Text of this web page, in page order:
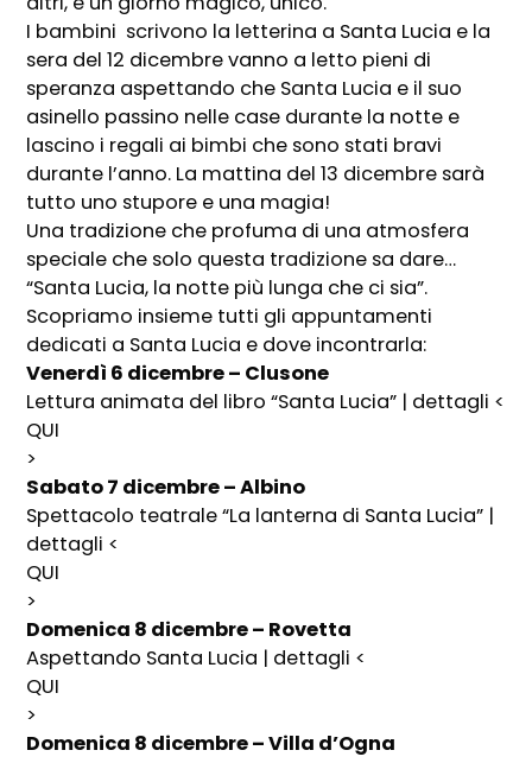
I bambini scrivono la letterina a Santa Lucia e la
sera del 12 dicembre vanno a letto pieni di
speranza aspettando che Santa Lucia e il suo
asinello passino nelle case durante la notte e
lascino i regali ai bimbi che sono stati bravi
durante l’anno. La mattina del 13 dicembre sarà
tutto uno stupore e una magia!
Una tradizione che profuma di una atmosfera
speciale che solo questa tradizione sa dare…
“Santa Lucia, la notte più lunga che ci sia”.
Scopriamo insieme tutti gli appuntamenti
dedicati a Santa Lucia e dove incontrarla:
Venerdì 6 dicembre – Clusone
Lettura animata del libro “Santa Lucia” | dettagli <
QUI
>
Sabato 7 dicembre – Albino
Spettacolo teatrale “La lanterna di Santa Lucia” |
dettagli <
QUI
>
Domenica 8 dicembre – Rovetta
Aspettando Santa Lucia | dettagli <
QUI
>
Domenica 8 dicembre – Villa d’Ogna